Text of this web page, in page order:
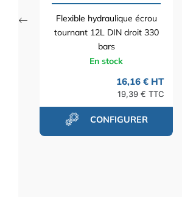
Flexible hydraulique écrou
tournant 12L DIN droit 330
bars
En stock
16,16 € HT
19,39 € TTC
CONFIGURER